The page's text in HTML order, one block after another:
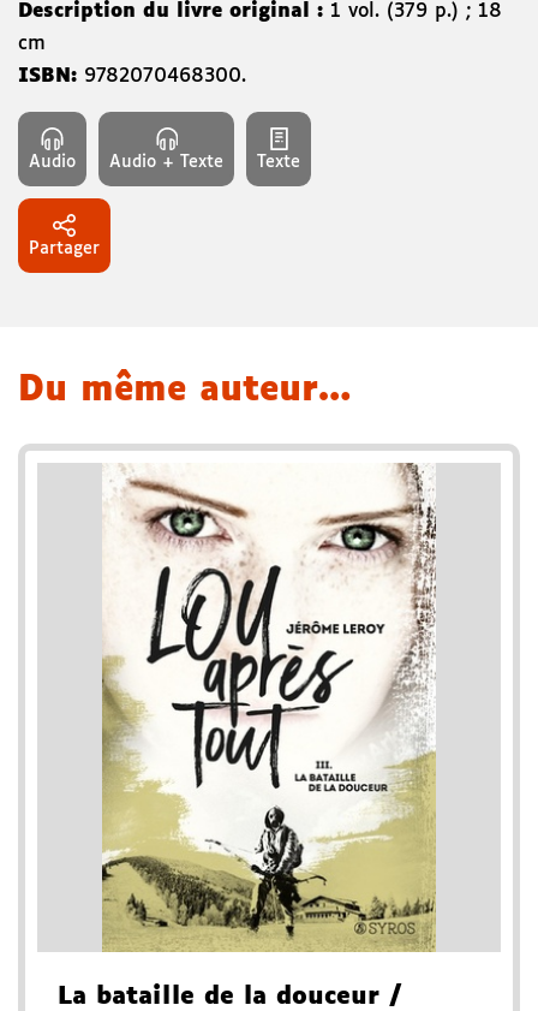
Description du livre original : 1 vol. (379 p.) ; 18
cm
ISBN: 9782070468300.
Audio Audio + Texte Texte
Partager
Du même auteur…
La bataille de la douceur /